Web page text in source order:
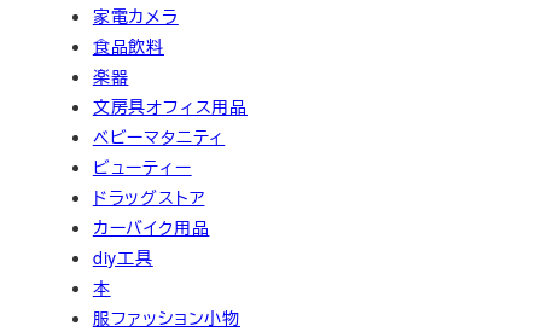
家電カメラ
食品飲料
楽器
文房具オフィス用品
ベビーマタニティ
ビューティー
ドラッグストア
カーバイク用品
diy工具
本
服ファッション小物